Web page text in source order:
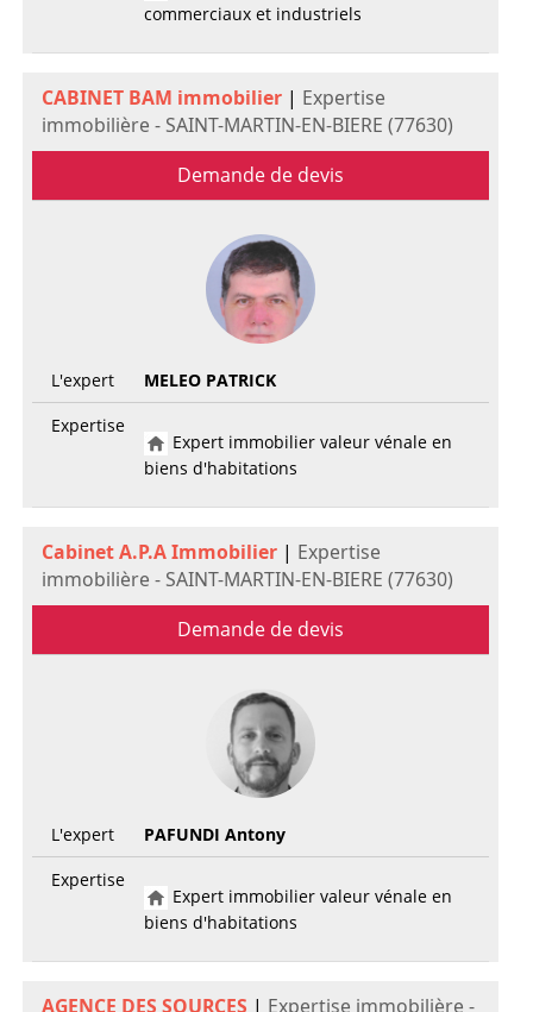
commerciaux et industriels
CABINET BAM immobilier | Expertise
immobilière - SAINT-MARTIN-EN-BIERE (77630)
Demande de devis
L'expert
MELEO PATRICK
Expertise
Expert immobilier valeur vénale en
biens d'habitations
Cabinet A.P.A Immobilier| Expertise
immobilière - SAINT-MARTIN-EN-BIERE (77630)
Demande de devis
L'expert
PAFUNDI Antony
Expertise
Expert immobilier valeur vénale en
biens d'habitations
AGENCE DES SOURCES | Expertise immobilière -